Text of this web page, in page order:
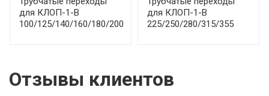
для КЛОП-1-В
100/125/140/160/180/200
для КЛОП-1-В
225/250/280/315/355
Отзывы клиентов